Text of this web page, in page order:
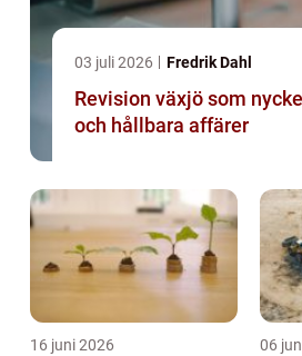
03 juli 2026 Fredrik Dahl
Revision växjö som
och hållbara affärer
16 juni 2026 06